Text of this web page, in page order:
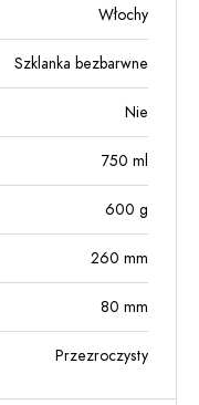
Włochy
Szklanka bezbarwne
Nie
750 ml
600 g
260 mm
80 mm
Przezroczysty